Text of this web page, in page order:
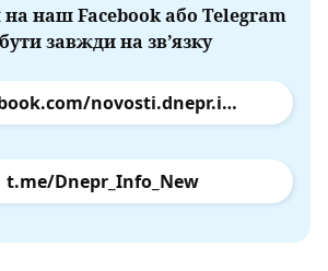
наш Facebook або Telegram
завжди на зв’язку
facebook.com/novosti.dnepr.info
t.me/Dnepr_Info_New